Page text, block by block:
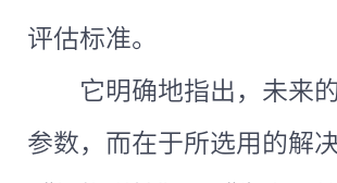
评估标准。
它明确地指出，未来
参数，而在于所选用的解